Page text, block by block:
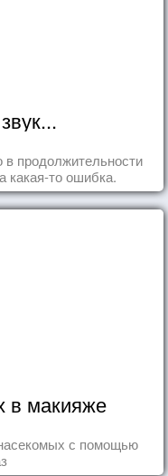
продолжительности
какая-то ошибка.
в макияже
с помощью